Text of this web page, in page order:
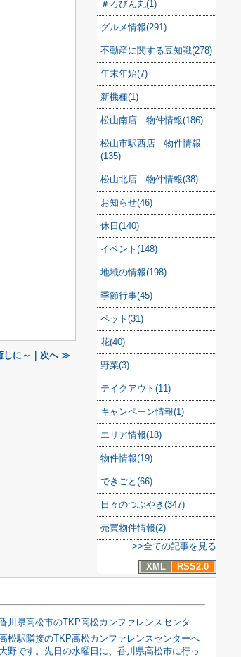
しに～｜次へ ≫
＃ろびん丸(1)
グルメ情報(291)
不動産に関する豆知識(278)
年末年始(7)
新機種(1)
松山南店 物件情報(186)
松山市駅西店 物件情報
(135)
松山北店 物件情報(38)
お知らせ(46)
休日(140)
イベント(148)
地域の情報(198)
季節行事(45)
ペット(31)
花(40)
野菜(3)
テイクアウト(11)
キャンペーン情報(1)
エリア情報(18)
物件情報(19)
できごと(66)
日々のつぶやき(347)
売買物件情報(2)
>>全ての記事を見る
XML
RSS2.0
香川県高松市のTKP高松カンファレンスセンターで、大東建託のリレーションシップフォーマルに参加してきました。
松駅隣接のTKP高松カンファレンスセンターへ
大野です。先日の水曜日に、香川県高松市に行っ